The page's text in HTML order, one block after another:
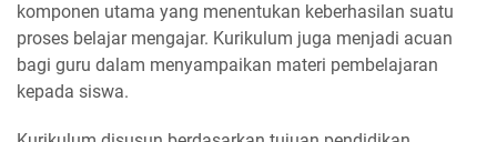
komponen utama yang menentukan keberhasilan suatu
proses belajar mengajar. Kurikulum juga menjadi acuan
bagi guru dalam menyampaikan materi pembelajaran
kepada siswa.